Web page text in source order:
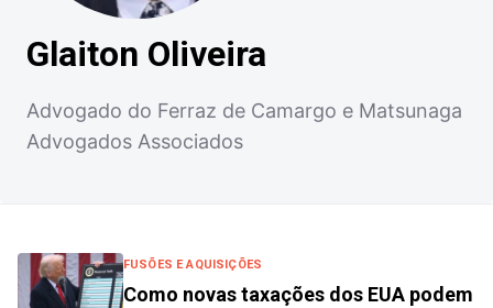
Glaiton Oliveira
Advogado do Ferraz de Camargo e Matsunaga
Advogados Associados
FUSÕES E AQUISIÇÕES
Como novas taxações dos EUA podem